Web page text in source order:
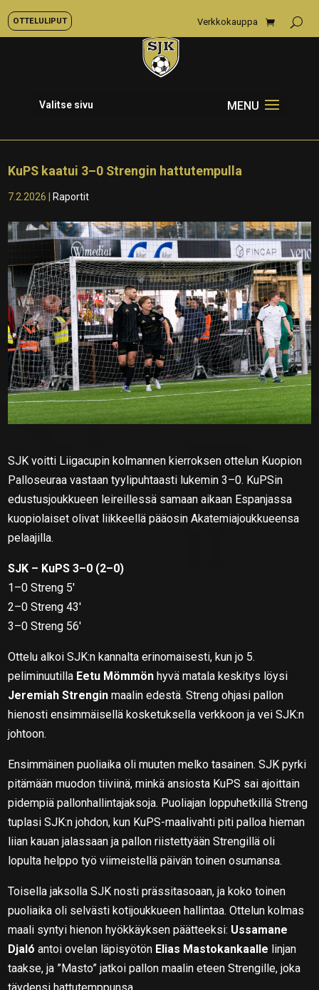
OTTELULIPUT Verkkokauppa
Valitse sivu
KuPS kaatui 3–0 Strengin hattutempulla
7.2.2026 Raportit
SJK voitti Liigacupin kolmannen kierroksen ottelun Kuopion
Palloseuraa vastaan tyylipuhtaasti lukemin 3–0. KuPSin
edustusjoukkueen leireillessä samaan aikaan Espanjassa
kuopiolaiset olivat liikkeellä pääosin Akatemiajoukkueensa
pelaajilla.
SJK – KuPS 3–0 (2–0)
1–0 Streng 5′
2–0 Streng 43′
3–0 Streng 56′
Ottelu alkoi SJK:n kannalta erinomaisesti, kun jo 5.
peliminuutilla Eetu Mömmön hyvä matala keskitys löysi
Jeremiah Strengin maalin edestä. Streng ohjasi pallon
hienosti ensimmäisellä kosketuksella verkkoon ja vei SJK:n
johtoon.
Ensimmäinen puoliaika oli muuten melko tasainen. SJK pyrki
pitämään muodon tiiviinä, minkä ansiosta KuPS sai ajoittain
pidempiä pallonhallintajaksoja. Puoliajan loppuhetkillä Streng
tuplasi SJK:n johdon, kun KuPS-maalivahti piti palloa hieman
liian kauan jalassaan ja pallon riistettyään Strengillä oli
lopulta helppo työ viimeistellä päivän toinen osumansa.
Toisella jaksolla SJK nosti prässitasoaan, ja koko toinen
puoliaika oli selvästi kotijoukkueen hallintaa. Ottelun kolmas
maali syntyi hienon hyökkäyksen päätteeksi: Ussamane
Djaló antoi ovelan läpisyötön Elias Mastokankaalle linjan
taakse, ja ”Masto” jatkoi pallon maalin eteen Strengille, joka